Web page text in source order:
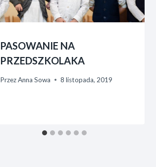
PASOWANIE NA
PRZEDSZKOLAKA
Przez Anna Sowa 8 listopada, 2019